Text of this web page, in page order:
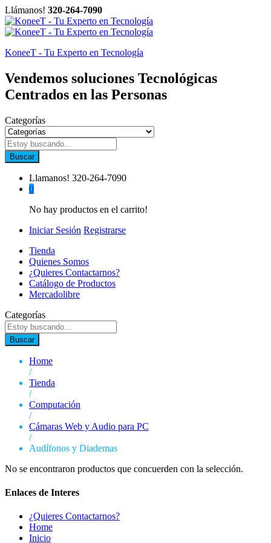
Llámanos! 320-264-7090
KoneeT - Tu Experto en Tecnología
Vendemos soluciones Tecnológicas
Centrados en las Personas
Categorías
Buscar
Llamanos! 320-264-7090
0
No hay productos en el carrito!
Iniciar Sesión Registrarse
Tienda
Quienes Somos
¿Quieres Contactarnos?
Catálogo de Productos
Mercadolibre
Categorías
Buscar
Home
/
Tienda
/
Computación
/
Cámaras Web y Audio para PC
/
Audífonos y Diademas
No se encontraron productos que concuerden con la selección.
Enlaces de Interes
¿Quieres Contactarnos?
Home
Inicio